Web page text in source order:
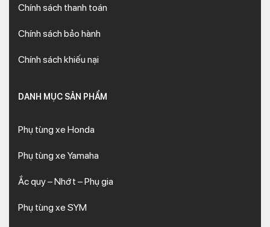
Chính sách thanh toán
Chính sách bảo hành
Chính sách khiếu nại
DANH MỤC SẢN PHẨM
Phụ tùng xe Honda
Phụ tùng xe Yamaha
Ắc quy – Nhớt – Phụ gia
Phụ tùng xe SYM